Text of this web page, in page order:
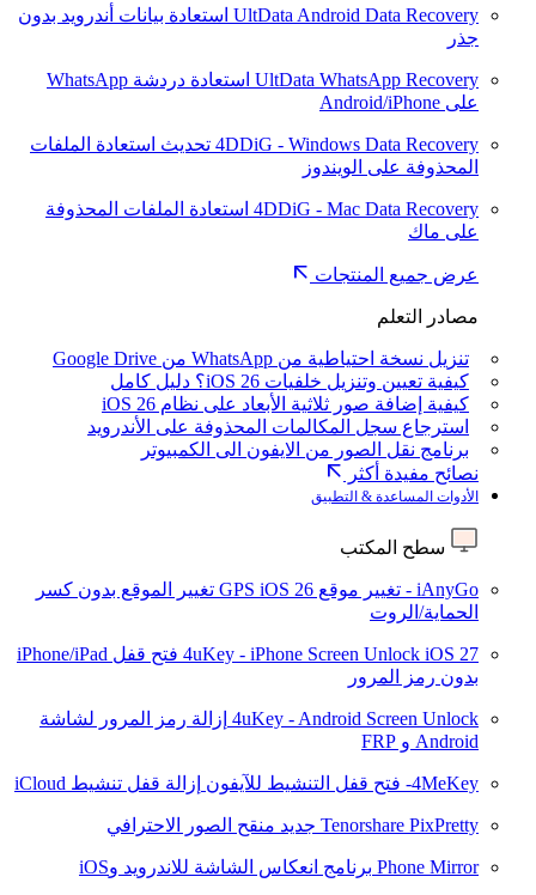
UltData Android Data Recovery استعادة بيانات أندرويد بدون
جذر
UltData WhatsApp Recovery
استعادة دردشة WhatsApp
على Android/iPhone
4DDiG - Windows Data Recovery تحديث استعادة الملفات
المحذوفة على الويندوز
4DDiG - Mac Data Recovery استعادة الملفات المحذوفة
على ماك
عرض جميع المنتجات
مصادر التعلم
تنزيل نسخة احتياطية من WhatsApp من Google Drive
كيفية تعيين وتنزيل خلفيات iOS 26؟ دليل كامل
كيفية إضافة صور ثلاثية الأبعاد على نظام iOS 26
استرجاع سجل المكالمات المحذوفة على الأندرويد
برنامج نقل الصور من الايفون الى الكمبيوتر
نصائح مفيدة أكثر
الأدوات المساعدة & التطبيق
سطح المكتب
iAnyGo - تغيير موقع GPS iOS 26
تغيير الموقع بدون كسر
الحماية/الروت
4uKey - iPhone Screen Unlock iOS 27
فتح قفل iPhone/iPad
بدون رمز المرور
4uKey - Android Screen Unlock إزالة رمز المرور لشاشة
Android و FRP
4MeKey- فتح قفل التنشيط للآيفون إزالة قفل تنشيط iCloud
Tenorshare PixPretty جديد منقح الصور الاحترافي
Phone Mirror برنامج انعكاس الشاشة للاندرويد وiOS